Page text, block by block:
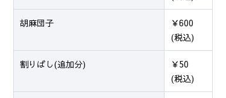
胡麻団子
￥600
(税込)
割りばし(追加分)
￥50
(税込)